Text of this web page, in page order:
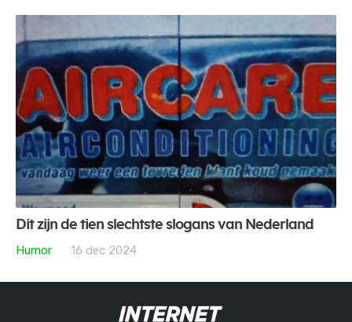
Dit zijn de tien slechtste slogans van Nederland
Humor
16 dec 2024